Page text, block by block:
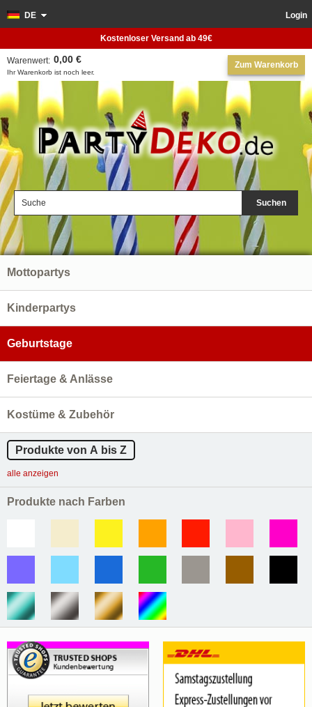
Suchen
Login
DE
Zum Warenkorb
Ihr Warenkorb ist noch leer.
Warenwert: 0,00 €
Kostenloser Versand ab 49€
Mottopartys
Kinderpartys
Geburtstage
Feiertage & Anlässe
Kostüme & Zubehör
Produkte von A bis Z
alle anzeigen
Produkte nach Farben